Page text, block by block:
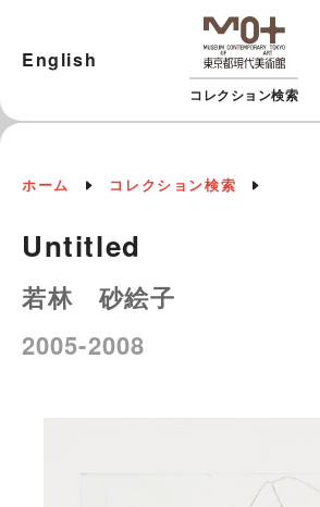
コレクション検索
English
ホーム コレクション検索
Untitled
若林 砂絵子
2005-2008